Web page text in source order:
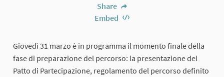
Share
Embed
Giovedì 31 marzo è in programma il momento finale della
fase di preparazione del percorso: la presentazione del
Patto di Partecipazione, regolamento del percorso definito